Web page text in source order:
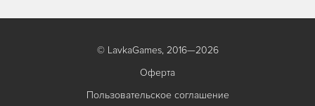
© LavkaGames, 2016—2026
Оферта
Пользовательское соглашение